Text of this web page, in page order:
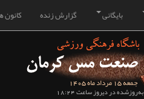
کانون گزارش زنده بایگانی
جمعه 15 مرداد ماه 1405
به‌روزشده در دیروز ساعت 18:24